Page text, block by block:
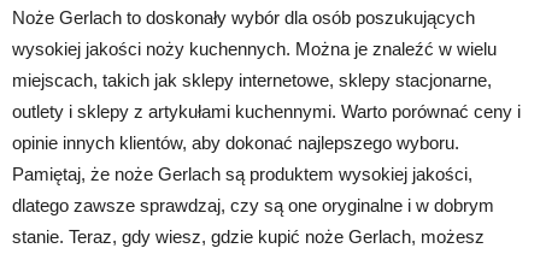
Noże Gerlach to doskonały wybór dla osób poszukujących
wysokiej jakości noży kuchennych. Można je znaleźć w wielu
miejscach, takich jak sklepy internetowe, sklepy stacjonarne,
outlety i sklepy z artykułami kuchennymi. Warto porównać ceny i
opinie innych klientów, aby dokonać najlepszego wyboru.
Pamiętaj, że noże Gerlach są produktem wysokiej jakości,
dlatego zawsze sprawdzaj, czy są one oryginalne i w dobrym
stanie. Teraz, gdy wiesz, gdzie kupić noże Gerlach, możesz